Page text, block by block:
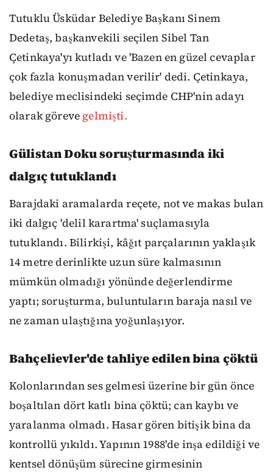
Tutuklu Üsküdar Belediye Başkanı Sinem
Dedetaş, başkanvekili seçilen Sibel Tan
Çetinkaya'yı kutladı ve 'Bazen en güzel cevaplar
çok fazla konuşmadan verilir' dedi. Çetinkaya,
belediye meclisindeki seçimde CHP'nin adayı
olarak göreve gelmişti.
Gülistan Doku soruşturmasında iki
dalgıç tutuklandı
Barajdaki aramalarda reçete, not ve makas bulan
iki dalgıç 'delil karartma' suçlamasıyla
tutuklandı. Bilirkişi, kâğıt parçalarının yaklaşık
14 metre derinlikte uzun süre kalmasının
mümkün olmadığı yönünde değerlendirme
yaptı; soruşturma, buluntuların baraja nasıl ve
ne zaman ulaştığına yoğunlaşıyor.
Bahçelievler'de tahliye edilen bina çöktü
Kolonlarından ses gelmesi üzerine bir gün önce
boşaltılan dört katlı bina çöktü; can kaybı ve
yaralanma olmadı. Hasar gören bitişik bina da
kontrollü yıkıldı. Yapının 1988'de inşa edildiği ve
kentsel dönüşüm sürecine girmesinin